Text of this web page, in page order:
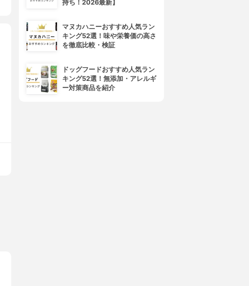
持ち！2026最新】
マヌカハニーおすすめ人気ラン
キング52選！味や栄養価の高さ
を徹底比較・検証
ドッグフードおすすめ人気ラン
キング52選！無添加・アレルギ
ー対策商品を紹介